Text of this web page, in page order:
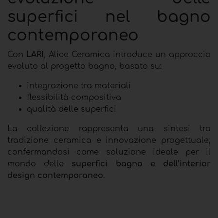
superfici nel bagno
contemporaneo
Con LARI , Alice Ceramica introduce un approccio
evoluto al progetto bagno, basato su:
integrazione tra materiali
flessibilità compositiva
qualità delle superfici
La collezione rappresenta una sintesi tra
tradizione ceramica e innovazione progettuale,
confermandosi come soluzione ideale per il
mondo delle superfici bagno e dell’interior
design contemporaneo.